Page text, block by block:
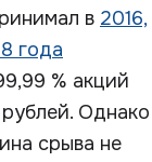
в 2016,
года
% акций
Однако
срыва не